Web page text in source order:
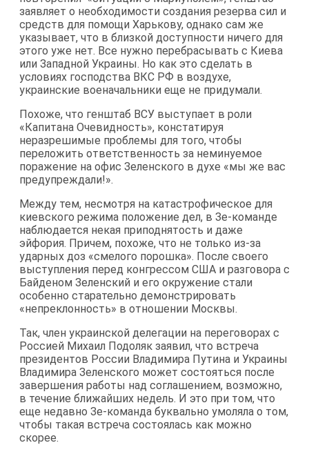
заявляет о необходимости создания резерва сил и
средств для помощи Харькову, однако сам же
указывает, что в близкой доступности ничего для
этого уже нет. Все нужно перебрасывать с Киева
или Западной Украины. Но как это сделать в
условиях господства ВКС РФ в воздухе,
украинские военачальники еще не придумали.
Похоже, что генштаб ВСУ выступает в роли
«Капитана Очевидность», констатируя
неразрешимые проблемы для того, чтобы
переложить ответственность за неминуемое
поражение на офис Зеленского в духе «мы же вас
предупреждали!».
Между тем, несмотря на катастрофическое для
киевского режима положение дел, в Зе-команде
наблюдается некая приподнятость и даже
эйфория. Причем, похоже, что не только из-за
ударных доз «смелого порошка». После своего
выступления перед конгрессом США и разговора с
Байденом Зеленский и его окружение стали
особенно старательно демонстрировать
«непреклонность» в отношении Москвы.
Так, член украинской делегации на переговорах с
Россией Михаил Подоляк заявил, что встреча
президентов России Владимира Путина и Украины
Владимира Зеленского может состояться после
завершения работы над соглашением, возможно,
в течение ближайших недель. И это при том, что
еще недавно Зе-команда буквально умоляла о том,
чтобы такая встреча состоялась как можно
скорее.